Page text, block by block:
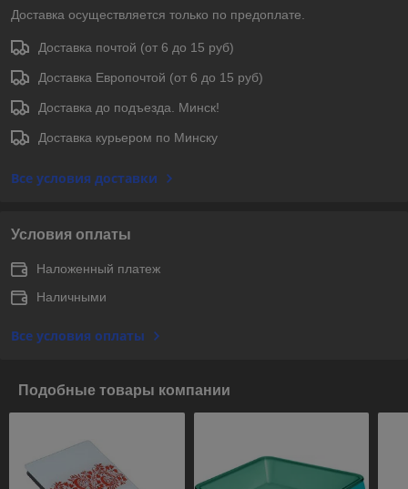
Доставка осуществляется только по предоплате.
Доставка почтой (от 6 до 15 руб)
Доставка Европочтой (от 6 до 15 руб)
Доставка до подъезда. Минск!
Доставка курьером по Минску
Все условия доставки
Условия оплаты
Наложенный платеж
Наличными
Все условия оплаты
Подобные товары компании